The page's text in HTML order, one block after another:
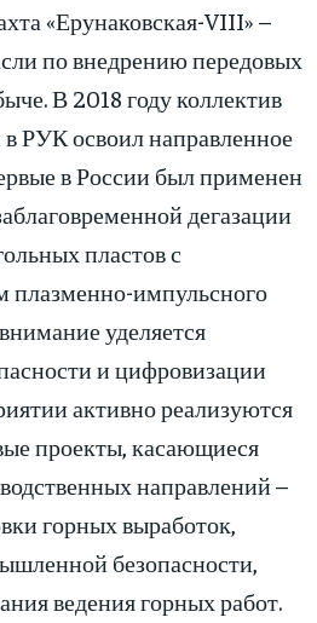
«Ерунаковская-VIII» –
по внедрению передовых
В 2018 году коллектив
РУК освоил направленное
в России был применен
дегазации
пластов с
плазменно-импульсного
уделяется
и цифровизации
активно реализуются
проекты, касающиеся
направлений –
горных выработок,
безопасности,
ведения горных работ.